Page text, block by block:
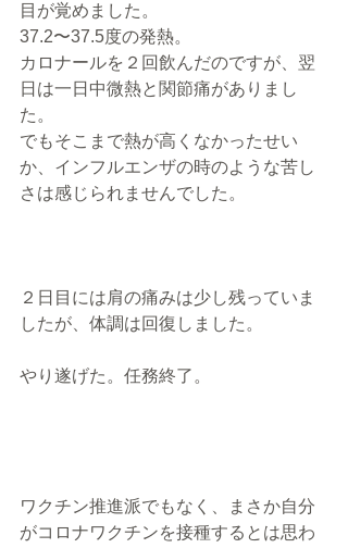
目が覚めました。
37.2〜37.5度の発熱。
カロナールを２回飲んだのですが、翌
日は一日中微熱と関節痛がありまし
た。
でもそこまで熱が高くなかったせい
か、インフルエンザの時のような苦し
さは感じられませんでした。
２日目には肩の痛みは少し残っていま
したが、体調は回復しました。
やり遂げた。任務終了。
ワクチン推進派でもなく、まさか自分
がコロナワクチンを接種するとは思わ